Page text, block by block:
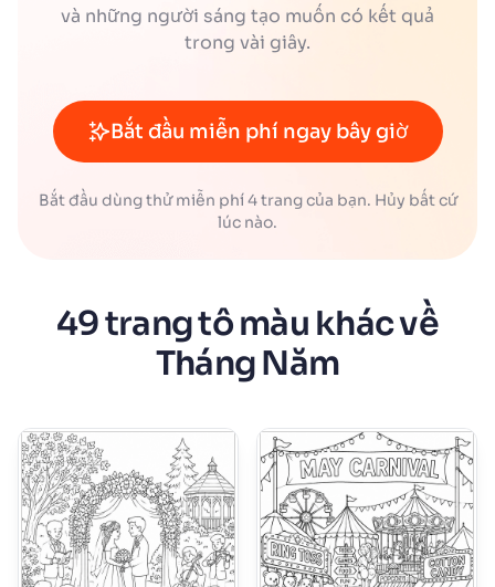
và những người sáng tạo muốn có kết quả
trong vài giây.
Bắt đầu miễn phí ngay bây giờ
Bắt đầu dùng thử miễn phí 4 trang của bạn. Hủy bất cứ
lúc nào.
49 trang tô màu khác về
Tháng Năm